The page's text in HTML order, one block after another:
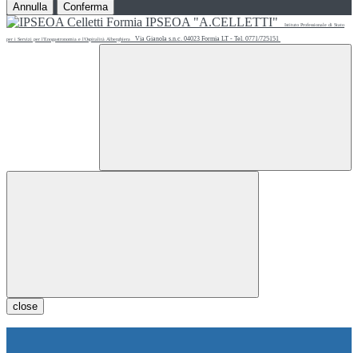
Annulla Conferma
IPSEOA "A.CELLETTI" Istituto Professionale di Stato
per i Servizi per l'Enogastronomia e l'Ospitalità Alberghiera Via Gianola s.n.c. 04023 Formia LT - Tel. 0771/725151
close